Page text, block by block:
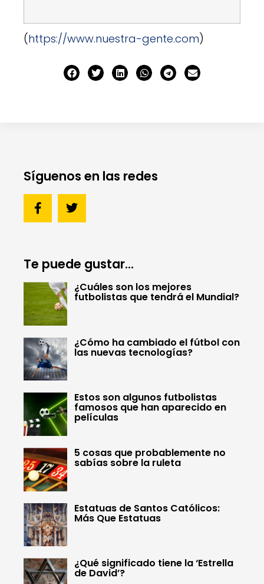
(https://www.nuestra-gente.com)
Síguenos en las redes
Te puede gustar...
¿Cuáles son los mejores
futbolistas que tendrá el Mundial?
¿Cómo ha cambiado el fútbol con
las nuevas tecnologías?
Estos son algunos futbolistas
famosos que han aparecido en
películas
5 cosas que probablemente no
sabías sobre la ruleta
Estatuas de Santos Católicos:
Más Que Estatuas
¿Qué significado tiene la ‘Estrella
de David’?